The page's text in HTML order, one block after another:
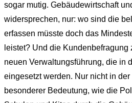
sogar mutig. Gebäudewirtschaft
widersprechen, nur: wo sind die
erfassen müsste doch das
leistet? Und die
neuen Verwaltungsführung, die in
eingesetzt werden. Nur nicht in
besonderer Bedeutung, wie die